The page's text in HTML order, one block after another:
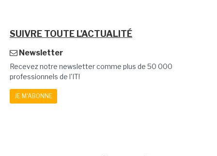
SUIVRE TOUTE L'ACTUALITÉ
Newsletter
Recevez notre newsletter comme plus de 50 000
professionnels de l'IT!
JE M'ABONNE